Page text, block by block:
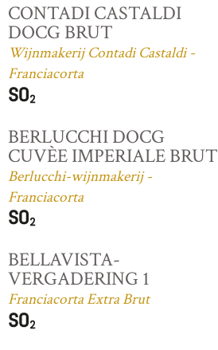
CONTADI CASTALDI
DOCG BRUT
Wijnmakerij Contadi Castaldi -
Franciacorta
BERLUCCHI DOCG
CUVÈE IMPERIALE BRUT
Berlucchi-wijnmakerij -
Franciacorta
BELLAVISTA-
VERGADERING 1
Franciacorta Extra Brut